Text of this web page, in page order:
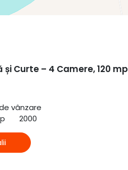
Curte – 4 Camere, 120 mp
vânzare
2000